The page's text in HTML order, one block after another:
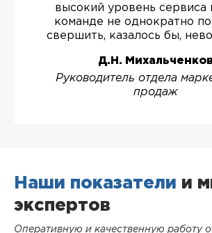
высокий уровень сервиса
команде не однократно
свершить, казалось бы,
Д.Н. Михальченков
Руководитель отдела
продаж
Наши показатели и
экспертов
Оперативную и качественную работу